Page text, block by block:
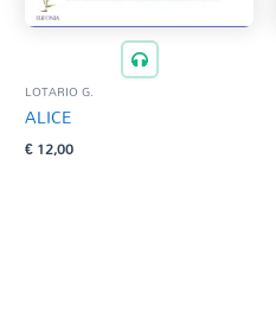
LOTARIO G.
ALICE
€12,00